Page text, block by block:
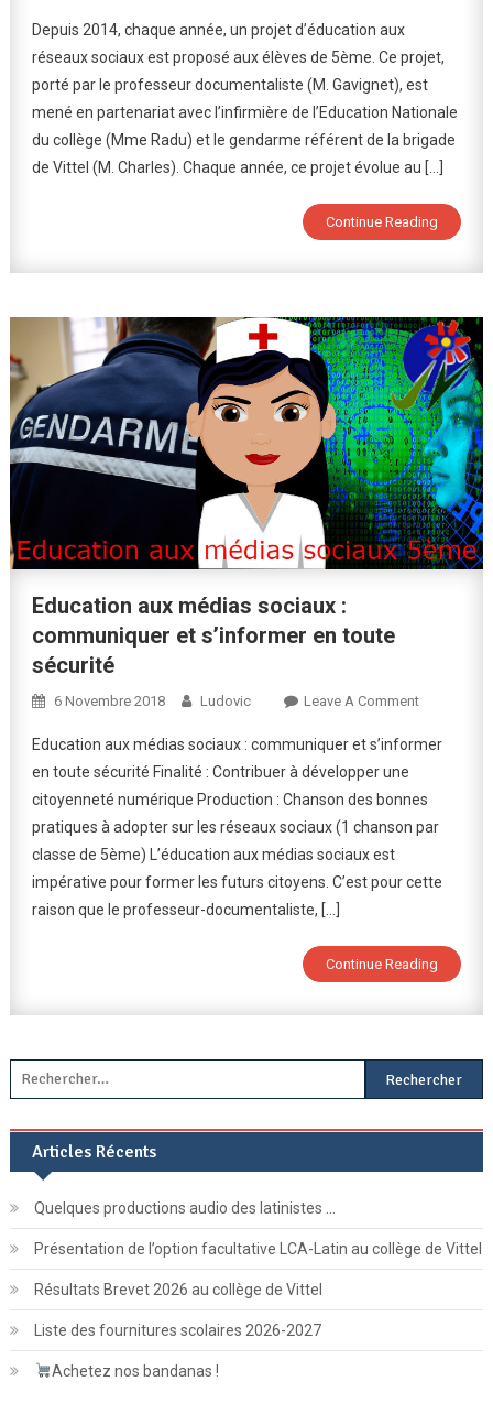
Éducation
Aux
Réseaux
Sociaux
Depuis 2014, chaque année, un projet d’éducation aux
réseaux sociaux est proposé aux élèves de 5ème. Ce projet,
porté par le professeur documentaliste (M. Gavignet), est
mené en partenariat avec l’infirmière de l’Education Nationale
du collège (Mme Radu) et le gendarme référent de la brigade
de Vittel (M. Charles). Chaque année, ce projet évolue au […]
Continue Reading
Education aux médias sociaux :
communiquer et s’informer en toute
sécurité
6 Novembre 2018 Ludovic Leave A CommentOn
Aux
Sociaux
:
Et
Toute
Sécurité
Education aux médias sociaux : communiquer et s’informer
en toute sécurité Finalité : Contribuer à développer une
citoyenneté numérique Production : Chanson des bonnes
pratiques à adopter sur les réseaux sociaux (1 chanson par
classe de 5ème) L’éducation aux médias sociaux est
impérative pour former les futurs citoyens. C’est pour cette
raison que le professeur-documentaliste, […]
Continue Reading
Rechercher :
Articles Récents
Quelques productions audio des latinistes …
Présentation de l’option facultative LCA-Latin au collège de Vittel
Résultats Brevet 2026 au collège de Vittel
Liste des fournitures scolaires 2026-2027
Achetez nos bandanas !